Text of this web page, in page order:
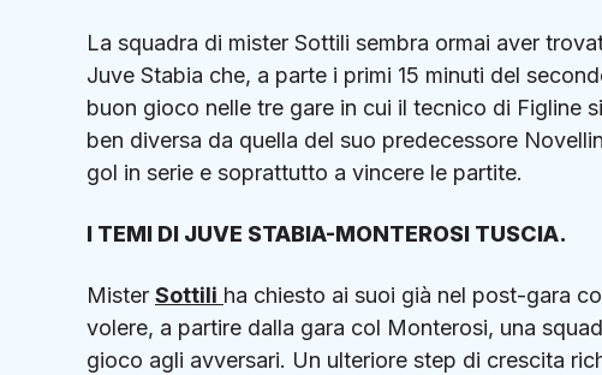
La squadra di mister Sottili sembra ormai aver
Juve Stabia che, a parte i primi 15 minuti del
buon gioco nelle tre gare in cui il tecnico di Figline
ben diversa da quella del suo predecessore
gol in serie e soprattutto a vincere le partite.
I TEMI DI JUVE STABIA-MONTEROSI TUSCIA.
Mister Sottili ha chiesto ai suoi già nel post-gara
volere, a partire dalla gara col Monterosi, una
gioco agli avversari. Un ulteriore step di crescita